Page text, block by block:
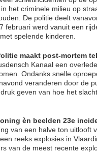
het criminele milieu op
De politie deelt
februari werd vanuit een
spelende kinderen.
maakt post-mortem
Kanaal een
Ondanks snelle
veranderen door de
geven van hoe het
èn beelden 23e
van een halve ton uitlooft
reeks explosies in
van de meest recente